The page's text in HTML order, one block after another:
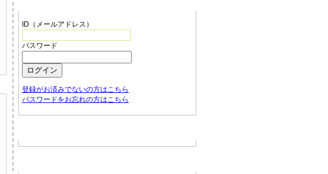
ID（メールアドレス）
パスワード
登録がお済みでないの方はこちら
パスワードをお忘れの方はこちら